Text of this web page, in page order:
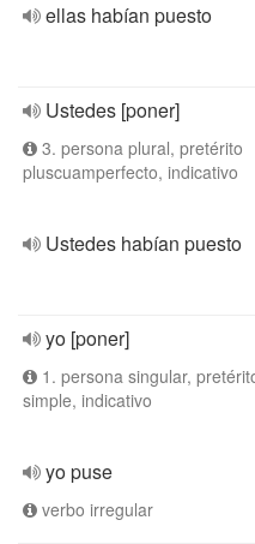
ellas habían puesto
Ustedes [poner]
3. persona plural, pretérito
pluscuamperfecto, indicativo
Ustedes habían puesto
yo [poner]
1. persona singular,
simple, indicativo
yo puse
verbo irregular